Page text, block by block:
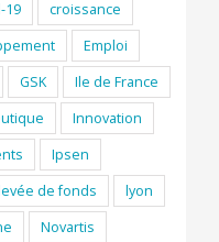
19
croissance
Emploi
GSK
Ile de France
Innovation
Ipsen
de fonds
lyon
Novartis